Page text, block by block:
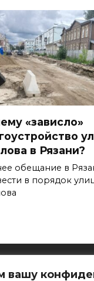
вашу
«зависло»
в Рязани?
обещание в
в порядок